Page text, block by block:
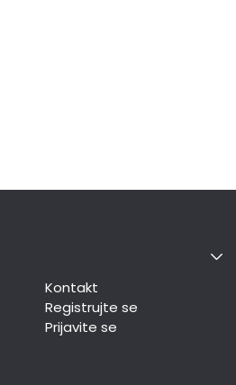
Kontakt
Registrujte se
Prijavite se